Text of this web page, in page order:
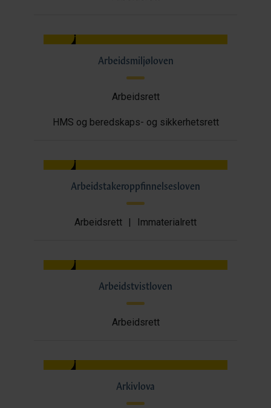
Arbeidsmiljøloven
Arbeidsrett
HMS og beredskaps- og sikkerhetsrett
Arbeidstakeroppfinnelsesloven
Arbeidsrett | Immaterialrett
Arbeidstvistloven
Arbeidsrett
Arkivlova